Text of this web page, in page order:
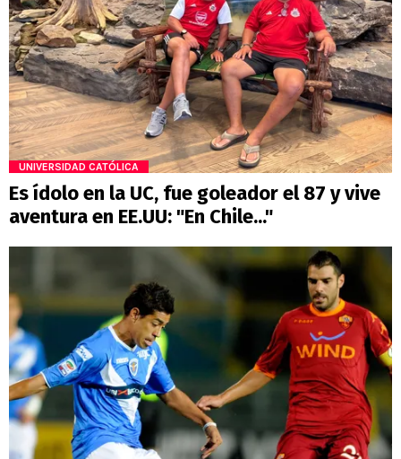
UNIVERSIDAD CATÓLICA
Es ídolo en la UC, fue goleador el 87 y vive
aventura en EE.UU: "En Chile..."